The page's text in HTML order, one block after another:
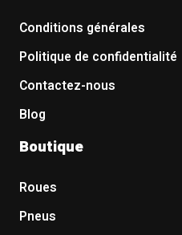
Conditions générales
Politique de confidentialité
Contactez-nous
Blog
Boutique
Roues
Pneus